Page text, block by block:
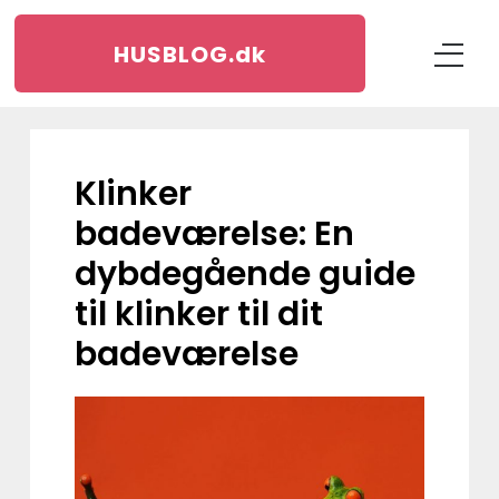
HUSBLOG.dk
Klinker
badeværelse: En
dybdegående guide
til klinker til dit
badeværelse